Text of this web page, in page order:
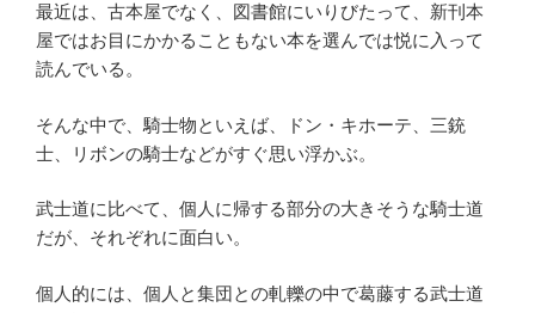
最近は、古本屋でなく、図書館にいりびたって、新刊本
屋ではお目にかかることもない本を選んでは悦に入って
読んでいる。
そんな中で、騎士物といえば、ドン・キホーテ、三銃
士、リボンの騎士などがすぐ思い浮かぶ。
武士道に比べて、個人に帰する部分の大きそうな騎士道
だが、それぞれに面白い。
個人的には、個人と集団との軋轢の中で葛藤する武士道